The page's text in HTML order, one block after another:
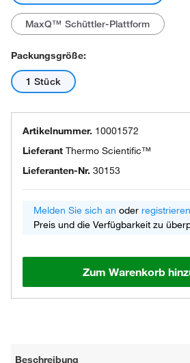
MaxQ™ Schüttler-Plattform
Packungsgröße:
1 Stück
Artikelnummer. 10001572
Lieferant Thermo Scientific™
Lieferanten-Nr. 30153
Melden Sie sich an oder
Preis und die Verfügbarkeit zu
Zum Warenkorb
Beschreibung